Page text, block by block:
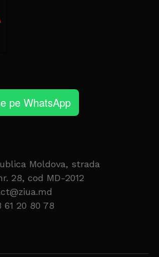
pe WhatsApp
Moldova, strada
28, cod MD-2012
61 20 80 78